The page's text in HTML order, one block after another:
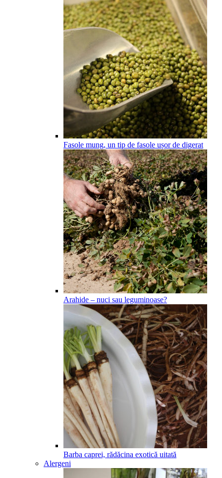
Fasole mung, un tip de fasole ușor de digerat
Arahide – nuci sau leguminoase?
Barba caprei, rădăcina exotică uitată
Alergeni